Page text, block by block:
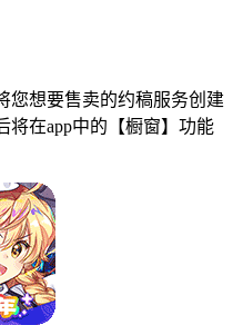
想要售卖的约稿服务创建
将在app中的【橱窗】功能